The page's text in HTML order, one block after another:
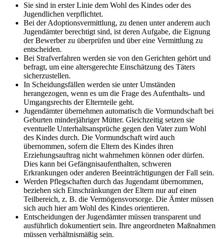
Sie sind in erster Linie dem Wohl des Kindes oder des
Jugendlichen verpflichtet.
Bei der Adoptionsvermittlung, zu denen unter anderem auch
Jugendämter berechtigt sind, ist deren Aufgabe, die Eignung
der Bewerber zu überprüfen und über eine Vermittlung zu
entscheiden.
Bei Strafverfahren werden sie von den Gerichten gehört und
befragt, um eine altersgerechte Einschätzung des Täters
sicherzustellen.
In Scheidungsfällen werden sie unter Umständen
herangezogen, wenn es um die Frage des Aufenthalts- und
Umgangsrechts der Elternteile geht.
Jugendämter übernehmen automatisch die Vormundschaft bei
Geburten minderjähriger Mütter. Gleichzeitig setzen sie
eventuelle Unterhaltsansprüche gegen den Vater zum Wohl
des Kindes durch. Die Vormundschaft wird auch
übernommen, sofern die Eltern des Kindes ihren
Erziehungsauftrag nicht wahrnehmen können oder dürfen.
Dies kann bei Gefängnisaufenthalten, schweren
Erkrankungen oder anderen Beeinträchtigungen der Fall sein.
Werden Pflegschaften durch das Jugendamt übernommen,
beziehen sich Einschränkungen der Eltern nur auf einen
Teilbereich, z. B. die Vermögensvorsorge. Die Ämter müssen
sich auch hier am Wohl des Kindes orientieren.
Entscheidungen der Jugendämter müssen transparent und
ausführlich dokumentiert sein. Ihre angeordneten Maßnahmen
müssen verhältnismäßig sein.